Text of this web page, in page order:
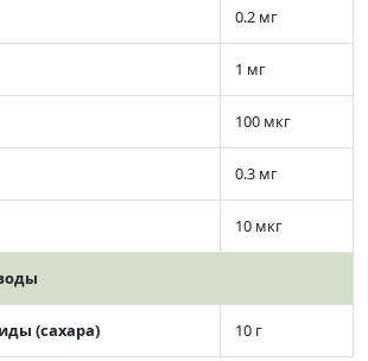
0.2 мг
1 мг
100 мкг
0.3 мг
10 мкг
(сахара) 10 г